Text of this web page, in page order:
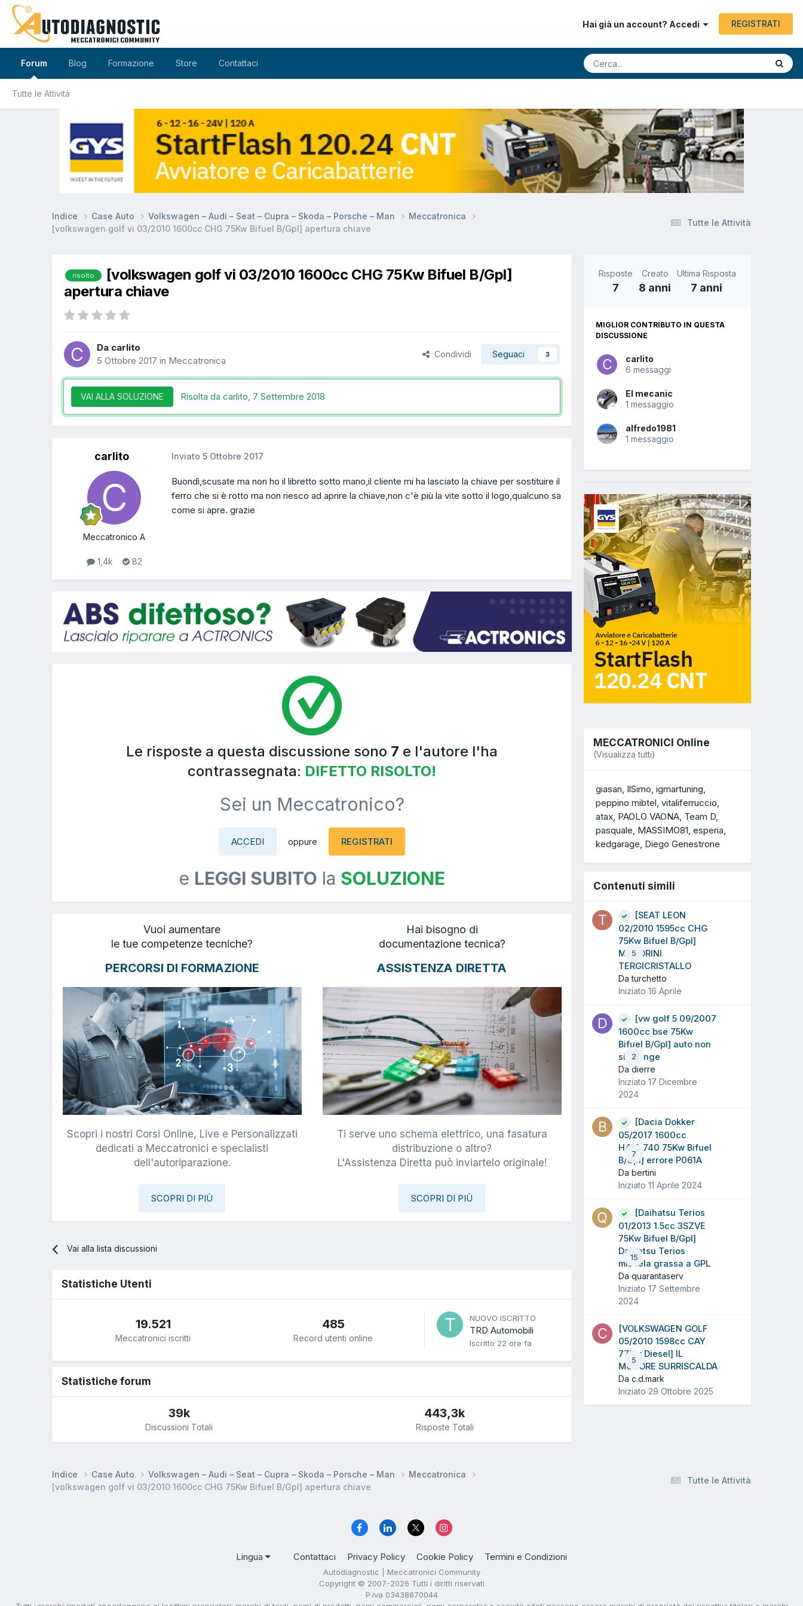
Hai già un account? Accedi REGISTRATI
Forum
Tutte le Attività
Blog Formazione Store Contattaci
Tutte le Attività
Indice Case Auto Volkswagen – Audi – Seat – Cupra – Skoda – Porsche – Man
Meccatronica
[volkswagen golf vi 03/2010 1600cc CHG 75Kw Bifuel B/Gpl] apertura chiave
risolto
[volkswagen golf vi 03/2010 1600cc CHG 75Kw Bifuel B/Gpl]
apertura chiave
Da carlito
5 Ottobre 2017 in Meccatronica
Condividi Seguaci 3
VAI ALLA SOLUZIONE Risolta da carlito, 7 Settembre 2018
carlito
Meccatronico A
1,4k 82
Inviato 5 Ottobre 2017
Buondì,scusate ma non ho il libretto sotto mano,il cliente mi ha lasciato la chiave per sostituire il
ferro che si è rotto ma non riesco ad aprire la chiave,non c'è più la vite sotto il logo,qualcuno sa
come si apre. grazie
Le risposte a questa discussione sono 7 e l'autore l'ha
contrassegnata: DIFETTO RISOLTO!
Sei un Meccatronico?
ACCEDI oppure REGISTRATI
e LEGGI SUBITO la SOLUZIONE
Vuoi aumentare
le tue competenze tecniche?
PERCORSI DI FORMAZIONE
Scopri i nostri Corsi Online, Live e Personalizzati
dedicati a Meccatronici e specialisti
dell'autoriparazione.
SCOPRI DI PIÙ
Hai bisogno di
documentazione tecnica?
ASSISTENZA DIRETTA
Ti serve uno schema elettrico, una fasatura
distribuzione o altro?
L'Assistenza Diretta può inviartelo originale!
SCOPRI DI PIÙ
Vai alla lista discussioni
Statistiche Utenti
19.521
Meccatronici iscritti
485
Record utenti online
NUOVO ISCRITTO
TRD Automobili
Iscritto 22 ore fa
Statistiche forum
39k
Discussioni Totali
443,3k
Risposte Totali
Risposte
7
Creato
8 anni
Ultima Risposta
7 anni
MIGLIOR CONTRIBUTO IN QUESTA
DISCUSSIONE
carlito
6 messaggi
El mecanic
1 messaggio
alfredo1981
1 messaggio
MECCATRONICI Online
(Visualizza tutti)
giasan IlSimo igmartuning
peppino mibtel vitaliferruccio
atax PAOLO VAONA Team D
pasquale MASSIMO81 esperia
kedgarage Diego Genestrone
Contenuti simili
5
[SEAT LEON
02/2010 1595cc CHG
75Kw Bifuel B/Gpl]
MOTORINI
TERGICRISTALLO
Da turchetto
Iniziato 16 Aprile
2
[vw golf 5 09/2007
1600cc bse 75Kw
Bifuel B/Gpl] auto non
si spenge
Da dierre
Iniziato 17 Dicembre
2024
7
[Dacia Dokker
05/2017 1600cc
H4M_740 75Kw Bifuel
B/Gpl] errore P061A
Da bertini
Iniziato 11 Aprile 2024
15
[Daihatsu Terios
01/2013 1.5cc 3SZVE
75Kw Bifuel B/Gpl]
Daihatsu Terios
miscela grassa a GPL
Da quarantaserv
Iniziato 17 Settembre
2024
5
[VOLKSWAGEN GOLF
05/2010 1598cc CAY
77Kw Diesel] IL
MOTORE SURRISCALDA
Da c.d.mark
Iniziato 29 Ottobre 2025
Tutte le Attività
Indice Case Auto Volkswagen – Audi – Seat – Cupra – Skoda – Porsche – Man
Meccatronica
[volkswagen golf vi 03/2010 1600cc CHG 75Kw Bifuel B/Gpl] apertura chiave
Lingua Contattaci Privacy Policy Cookie Policy Termini e Condizioni
Autodiagnostic | Meccatronici Community
Copyright © 2007-2026 Tutti i diritti riservati
P.iva 03438870044